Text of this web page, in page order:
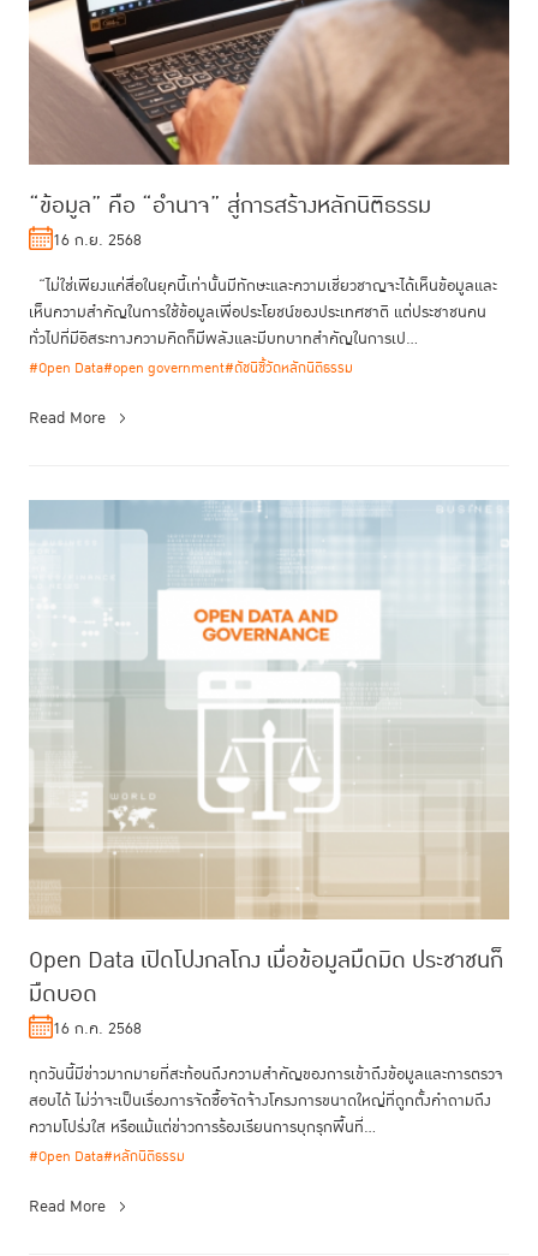
“ข้อมูล” คือ “อำนาจ” สู่การสร้างหลักนิติธรรม
16 ก.ย. 2568
“ไม่ใช่เพียงแค่สื่อในยุคนี้เท่านั้นมีทักษะและความเชี่ยวชาญจะได้เห็นข้อมูลและ
เห็นความสำคัญในการใช้ข้อมูลเพื่อประโยชน์ของประเทศชาติ แต่ประชาชนคน
ทั่วไปที่มีอิสระทางความคิดก็มีพลังและมีบทบาทสำคัญในการเป...
#Open Data#open government#ดัชนีชี้วัดหลักนิติธรรม
Read More
Open Data เปิดโปงกลโกง เมื่อข้อมูลมืดมิด ประชาชนก็
มืดบอด
16 ก.ค. 2568
ทุกวันนี้มีข่าวมากมายที่สะท้อนถึงความสำคัญของการเข้าถึงข้อมูลและการตรวจ
สอบได้ ไม่ว่าจะเป็นเรื่องการจัดซื้อจัดจ้างโครงการขนาดใหญ่ที่ถูกตั้งคำถามถึง
ความโปร่งใส หรือแม้แต่ข่าวการร้องเรียนการบุกรุกพื้นที่...
#Open Data#หลักนิติธรรม
Read More